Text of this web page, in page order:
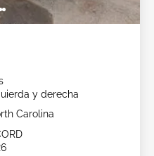
y derecha
Carolina